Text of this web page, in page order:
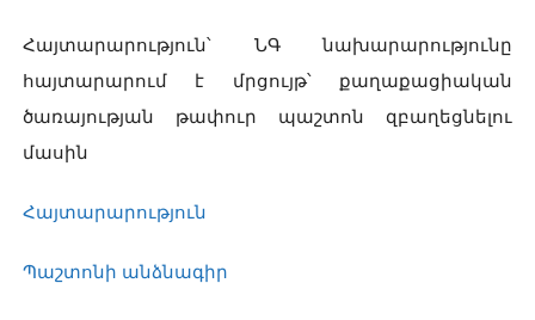
Հայտարարություն՝ ՆԳ նախարարությունը
հայտարարում է մրցույթ՝ քաղաքացիական
ծառայության թափուր պաշտոն զբաղեցնելու
մասին
Հայտարարություն
Պաշտոնի անձնագիր